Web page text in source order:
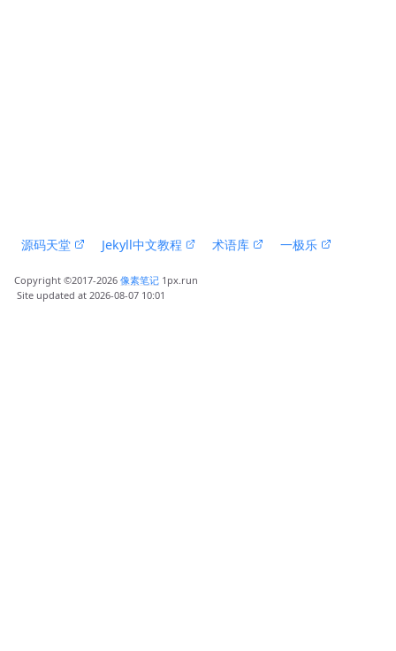
源码天堂 Jekyll中文教程 术语库 一极乐
Copyright ©2017-2026 像素笔记 1px.run
Site updated at 2026-08-07 10:01